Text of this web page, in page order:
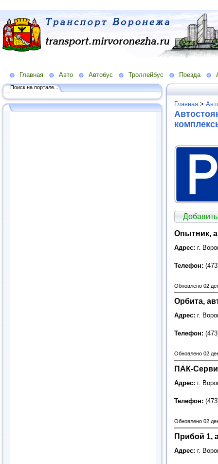
Главная Авто Автобус Троллейбус Поезда
Поиск на портале...
Главная >
Опытник,
Адрес: г.
Телефон:
Обновлено 02
Орбита,
Адрес: г.
Телефон:
Обновлено 02
ПАК-
Адрес: г.
Телефон:
Обновлено 02
Прибой 1,
Адрес: г.